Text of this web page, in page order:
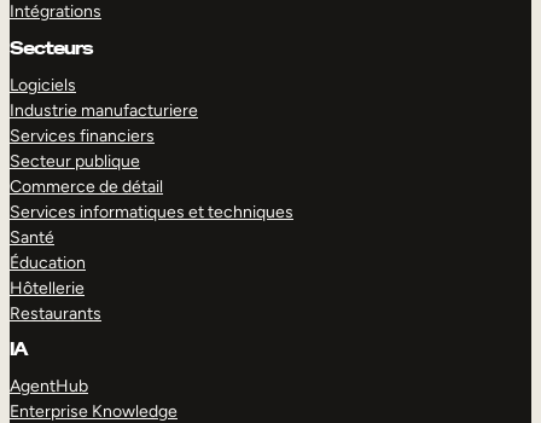
Intégrations
Secteurs
Logiciels
Industrie manufacturiere
Services financiers
Secteur publique
Commerce de détail
Services informatiques et techniques
Santé
Éducation
Hôtellerie
Restaurants
IA
AgentHub
Enterprise Knowledge